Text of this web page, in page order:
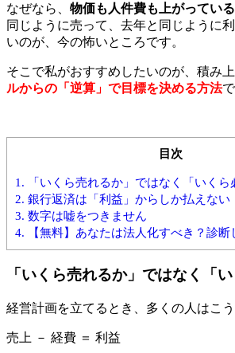
なぜなら、 物価も人件費も上がっている
同じように売って、去年と同じように
いのが、今の怖いところです。
そこで私がおすすめしたいのが、積み上
ルからの「逆算」で目標を決める方法で
目次
1. 「いくら売れるか」ではなく「いくら
2. 銀行返済は「利益」からしか払えない
3. 数字は嘘をつきません
4. 【無料】あなたは法人化すべき？診断
「いくら売れるか」ではなく「い
経営計画を立てるとき、多くの人はこう
売上 － 経費 ＝ 利益